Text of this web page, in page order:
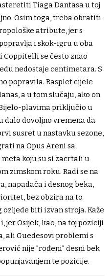
Tiaga Dantasa u toj
Osim toga, treba obratiti
atribute, jer s
i skok-igru u oba
Coppitelli se često znao
nedostaje centimetara. S
popravila. Rasplet cijele
a u tom slučaju, ako on
plavima priključio u
dalo dovoljno vremena da
susret u nastavku sezone,
na Opus Areni sa
meta koju su si zacrtali u
zimskom roku. Radi se na
napadača i desnog beka,
bez obzira na to
ozljede biti izvan stroja. Kaže
jer Osijek, kao, na toj poziciji
ali Guedesovi problemi s
nije "rođeni" desni bek
te pozicije.